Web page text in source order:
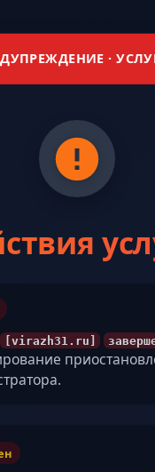
·
[virazh31.ru]